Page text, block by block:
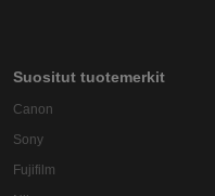
Suositut tuotemerkit
Canon
Sony
Fujifilm